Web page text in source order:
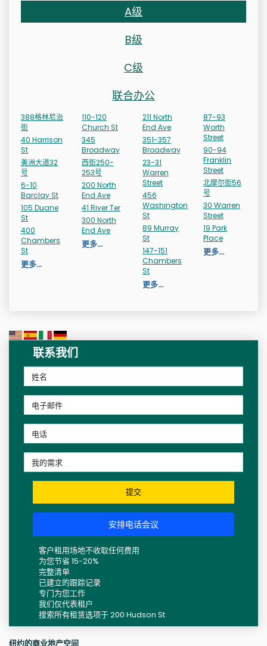
A级
B级
C级
联合办公
388格林尼治
街
40 Harrison
St
美洲大道32
号
6-10
Barclay St
105 Duane
St
400
Chambers
St
更多…
110-120
Church St
345
Broadway
西街250-
253号
200 North
End Ave
41 River Ter
300 North
End Ave
更多…
211 North
End Ave
351-357
Broadway
23-31
Warren
Street
456
Washington
St
89 Murray
St
147-151
Chambers
St
更多…
87-93
Worth
Street
90-94
Franklin
Street
北摩尔街56
号
30 Warren
Street
19 Park
Place
更多…
联系我们
提交
安排电话会议
客户租用场地不收取任何费用
为您节省 15-20%
完整清单
已建立的跟踪记录
专门为您工作
我们仅代表租户
搜索所有租赁选项于 200 Hudson St
纽约的商业地产空间